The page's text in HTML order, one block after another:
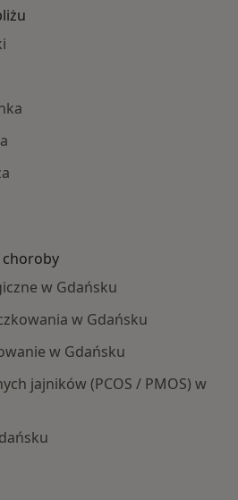
choroby
w Gdańsku
w Gdańsku
w Gdańsku
jajników (PCOS / PMOS) w